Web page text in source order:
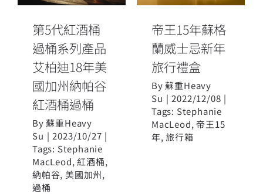
加州納帕谷紅
酒桶過桶
第5代紅酒桶
過桶系列產品
艾柏迪18年美
國加州納帕谷
紅酒桶過桶
By蘇重Heavy
Su | 2023/10/27 |
Tags: Stephanie
MacLeod,紅酒桶,
納帕谷,美國加州,
過桶
旅行禮盒
帝王15年蘇格
蘭威士忌新年
旅行禮盒
By蘇重Heavy
Su | 2022/12/08 |
Tags: Stephanie
MacLeod, 帝王15
年,旅行箱